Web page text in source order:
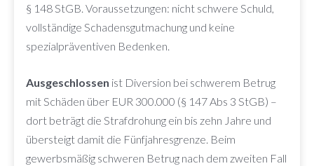
§ 148 StGB. Voraussetzungen: nicht schwere Schuld,
vollständige Schadensgutmachung und keine
spezialpräventiven Bedenken.
Ausgeschlossen ist Diversion bei schwerem Betrug
mit Schäden über EUR 300.000 (§ 147 Abs 3 StGB) –
dort beträgt die Strafdrohung ein bis zehn Jahre und
übersteigt damit die Fünfjahresgrenze. Beim
gewerbsmäßig schweren Betrug nach dem zweiten Fall